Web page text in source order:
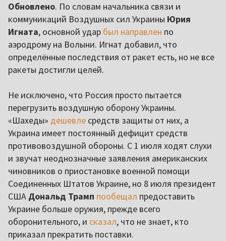
Обновлено. По словам начальника связи и
коммуникаций Воздушных сил Украины Юрия
Игната, основной удар был направлен по
аэродрому на Волыни. Игнат добавил, что
определённые последствия от ракет есть, но не все
ракеты достигли целей.
Не исключено, что Россия просто пытается
перегрузить воздушную оборону Украины.
«Шахеды» дешевле средств защиты от них, а
Украина имеет постоянный дефицит средств
противовоздушной обороны. С 1 июля ходят слухи
и звучат неоднозначные заявления американских
чиновников о приостановке военной помощи
Соединенных Штатов Украине, но 8 июля президент
США Дональд Трамп пообещал предоставить
Украине больше оружия, прежде всего
оборонительного, и сказал, что не знает, кто
приказал прекратить поставки.